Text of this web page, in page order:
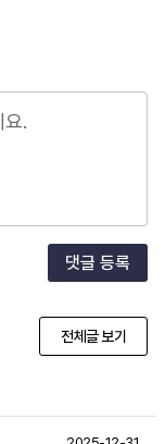
댓글 등록
전체글 보기